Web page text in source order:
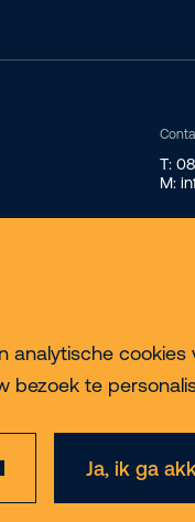
te
Ja, ik ga
T:
M:
DisclaimerAlgemene